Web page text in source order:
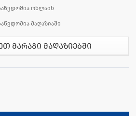
ონლაინ
მაღაზიაში
მარაგი მაღაზიებში